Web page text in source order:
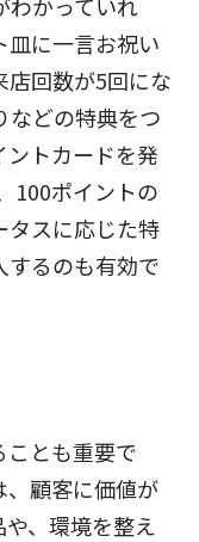
皿に一言お祝い
店回数が5回にな
などの特典をつ
ントカードを発
100ポイントの
タスに応じた特
するのも有効で
ことも重要で
、顧客に価値が
、環境を整え